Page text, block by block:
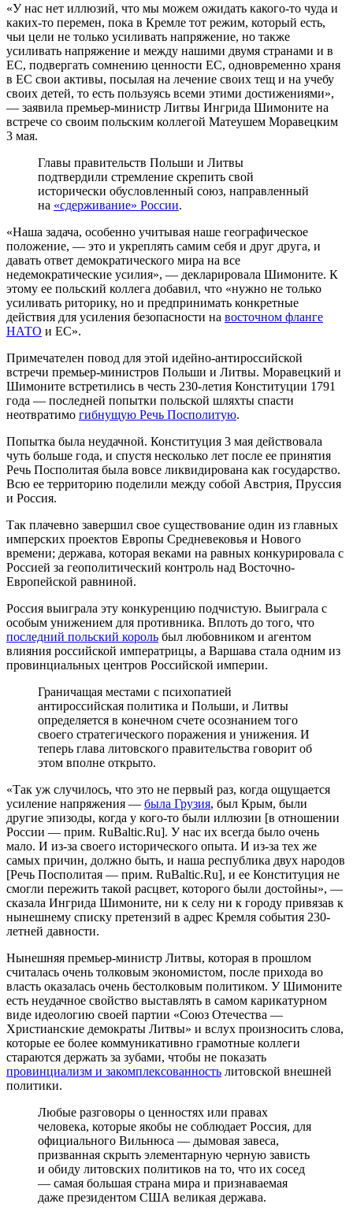
«У нас нет иллюзий, что мы можем ожидать какого-то чуда и
каких-то перемен, пока в Кремле тот режим, который есть,
чьи цели не только усиливать напряжение, но также
усиливать напряжение и между нашими двумя странами и в
ЕС, подвергать сомнению ценности ЕС, одновременно храня
в ЕС свои активы, посылая на лечение своих тещ и на учебу
своих детей, то есть пользуясь всеми этими достижениями»,
— заявила премьер-министр Литвы Ингрида Шимоните на
встрече со своим польским коллегой Матеушем Моравецким
3 мая.
Главы правительств Польши и Литвы
подтвердили стремление скрепить свой
исторически обусловленный союз, направленный
на «сдерживание» России.
«Наша задача, особенно учитывая наше географическое
положение, — это и укреплять самим себя и друг друга, и
давать ответ демократического мира на все
недемократические усилия», — декларировала Шимоните. К
этому ее польский коллега добавил, что «нужно не только
усиливать риторику, но и предпринимать конкретные
действия для усиления безопасности на восточном фланге
НАТО и ЕС».
Примечателен повод для этой идейно-антироссийской
встречи премьер-министров Польши и Литвы. Моравецкий и
Шимоните встретились в честь 230-летия Конституции 1791
года — последней попытки польской шляхты спасти
неотвратимо гибнущую Речь Посполитую.
Попытка была неудачной. Конституция 3 мая действовала
чуть больше года, и спустя несколько лет после ее принятия
Речь Посполитая была вовсе ликвидирована как государство.
Всю ее территорию поделили между собой Австрия, Пруссия
и Россия.
Так плачевно завершил свое существование один из главных
имперских проектов Европы Средневековья и Нового
времени; держава, которая веками на равных конкурировала с
Россией за геополитический контроль над Восточно-
Европейской равниной.
Россия выиграла эту конкуренцию подчистую. Выиграла с
особым унижением для противника. Вплоть до того, что
последний польский король был любовником и агентом
влияния российской императрицы, а Варшава стала одним из
провинциальных центров Российской империи.
Граничащая местами с психопатией
антироссийская политика и Польши, и Литвы
определяется в конечном счете осознанием того
своего стратегического поражения и унижения. И
теперь глава литовского правительства говорит об
этом вполне открыто.
«Так уж случилось, что это не первый раз, когда ощущается
усиление напряжения — была Грузия, был Крым, были
другие эпизоды, когда у кого-то были иллюзии [в отношении
России — прим. RuBaltic.Ru]. У нас их всегда было очень
мало. И из-за своего исторического опыта. И из-за тех же
самых причин, должно быть, и наша республика двух народов
[Речь Посполитая — прим. RuBaltic.Ru], и ее Конституция не
смогли пережить такой расцвет, которого были достойны», —
сказала Ингрида Шимоните, ни к селу ни к городу привязав к
нынешнему списку претензий в адрес Кремля события 230-
летней давности.
Нынешняя премьер-министр Литвы, которая в прошлом
считалась очень толковым экономистом, после прихода во
власть оказалась очень бестолковым политиком. У Шимоните
есть неудачное свойство выставлять в самом карикатурном
виде идеологию своей партии «Союз Отечества —
Христианские демократы Литвы» и вслух произносить слова,
которые ее более коммуникативно грамотные коллеги
стараются держать за зубами, чтобы не показать
провинциализм и закомплексованность литовской внешней
политики.
Любые разговоры о ценностях или правах
человека, которые якобы не соблюдает Россия, для
официального Вильнюса — дымовая завеса,
призванная скрыть элементарную черную зависть
и обиду литовских политиков на то, что их сосед
— самая большая страна мира и признаваемая
даже президентом США великая держава.